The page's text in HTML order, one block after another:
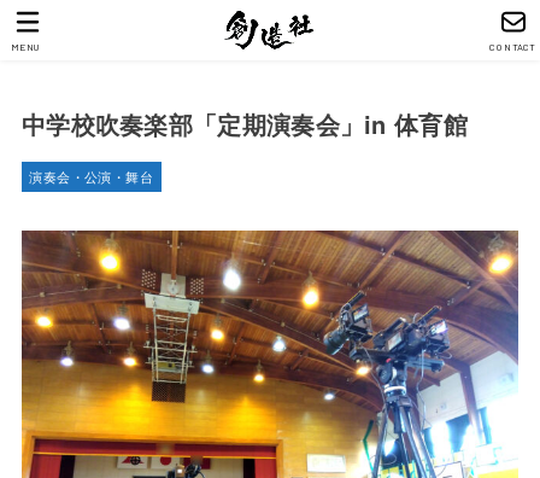
CONTACT
MENU
中学校吹奏楽部「定期演奏会」in 体育館
演奏会・公演・舞台